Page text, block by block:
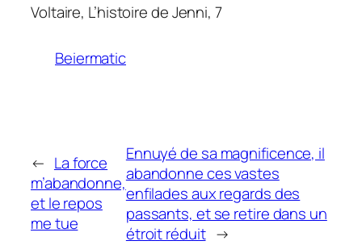
Voltaire, L’histoire de Jenni, 7
Beiermatic
← La force
m’abandonne,
et le repos
me tue
Ennuyé de sa magnificence, il
abandonne ces vastes
enfilades aux regards des
passants, et se retire dans un
étroit réduit →